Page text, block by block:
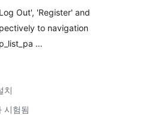
Out', 'Register' and
to navigation
…
치
시험됨